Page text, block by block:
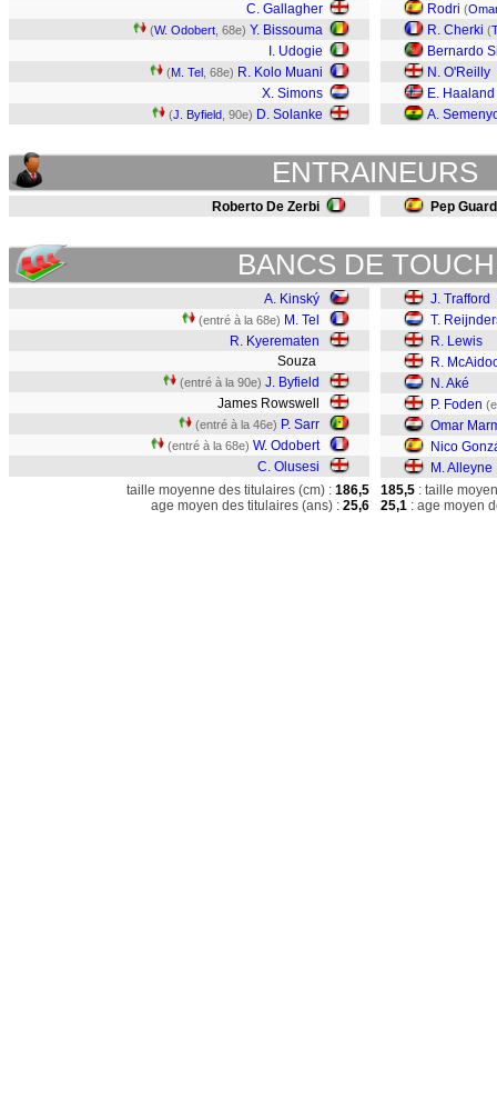
C. Gallagher
(W. Odobert , 68e) Y. Bissouma
I. Udogie
(M. Tel , 68e) R. Kolo Muani
X. Simons
(J. Byfield , 90e) D. Solanke
Rodri (
R. Cherki (
Bernardo
N. O'Reilly
E. Haaland
A.
ENTRAINEURS
Roberto De Zerbi Pep
BANCS DE
A. Kinský
(entré à la 68e) M. Tel
R. Kyerematen
Souza
(entré à la 90e) J. Byfield
James Rowswell
(entré à la 46e) P. Sarr
(entré à la 68e) W. Odobert
C. Olusesi
J. Trafford
T.
R. Lewis
R.
N. Aké
P. Foden
Omar
Nico
M. Alleyne
taille moyenne des titulaires (cm) : 186,5
age moyen des titulaires (ans) : 25,6
185,5 : taille
25,1 : age moyen